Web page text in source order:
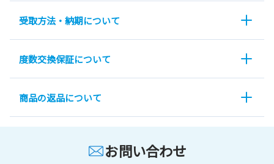
受取方法・納期について
度数交換保証について
商品の返品について
お問い合わせ